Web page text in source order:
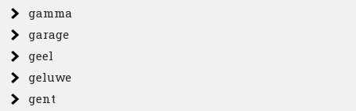
gamma
garage
geel
geluwe
gent